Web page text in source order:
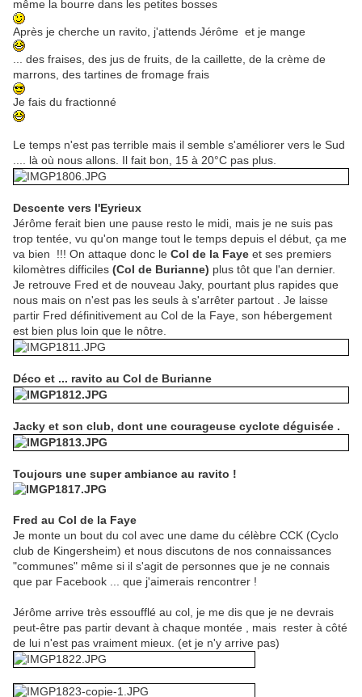
même la bourre dans les petites bosses
Après je cherche un ravito, j'attends Jérôme et je mange
... des fraises, des jus de fruits, de la caillette, de la crème de
marrons, des tartines de fromage frais
Je fais du fractionné
Le temps n'est pas terrible mais il semble s'améliorer vers le Sud
.... là où nous allons. Il fait bon, 15 à 20°C pas plus.
Descente vers l'Eyrieux
Jérôme ferait bien une pause resto le midi, mais je ne suis pas
trop tentée, vu qu'on mange tout le temps depuis el début, ça me
va bien !!! On attaque donc le Col de la Faye et ses premiers
kilomètres difficiles (Col de Burianne) plus tôt que l'an dernier.
Je retrouve Fred et de nouveau Jaky, pourtant plus rapides que
nous mais on n'est pas les seuls à s'arrêter partout . Je laisse
partir Fred définitivement au Col de la Faye, son hébergement
est bien plus loin que le nôtre.
Déco et ... ravito au Col de Burianne
Jacky et son club, dont une courageuse cyclote déguisée .
Toujours une super ambiance au ravito !
Fred au Col de la Faye
Je monte un bout du col avec une dame du célèbre CCK (Cyclo
club de Kingersheim) et nous discutons de nos connaissances
"communes" même si il s'agit de personnes que je ne connais
que par Facebook ... que j'aimerais rencontrer !
Jérôme arrive très essoufflé au col, je me dis que je ne devrais
peut-être pas partir devant à chaque montée , mais rester à côté
de lui n'est pas vraiment mieux. (et je n'y arrive pas)